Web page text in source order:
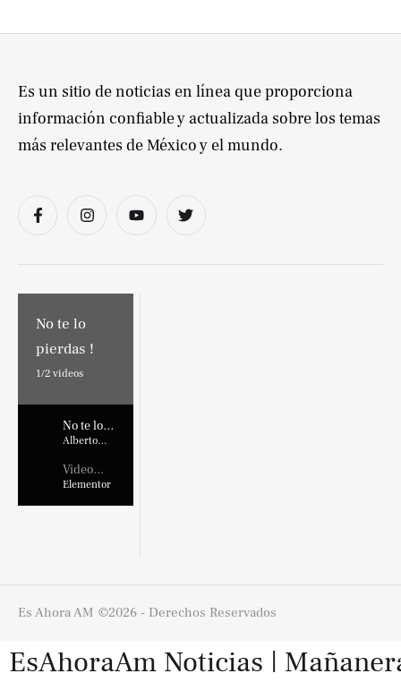
No te lo
pierdas !
1/2 videos
No te lo
pierdas !
Alberto
Video
Placehold
Elementor
Es un sitio de noticias en línea que proporciona
información confiable y actualizada sobre los temas
más relevantes de México y el mundo.
Es Ahora AM ©2026 - Derechos Reservados
EsAhoraAm Noticias |